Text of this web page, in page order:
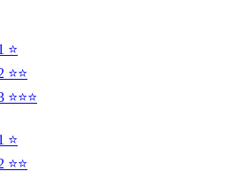
⭐
⭐⭐
⭐
⭐⭐